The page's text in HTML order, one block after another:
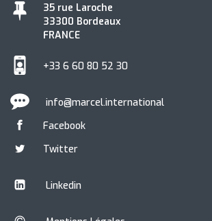
35 rue Laroche
33300 Bordeaux
FRANCE
+33 6 60 80 52 30
info@marcel.international
Facebook
Twitter
Linkedin